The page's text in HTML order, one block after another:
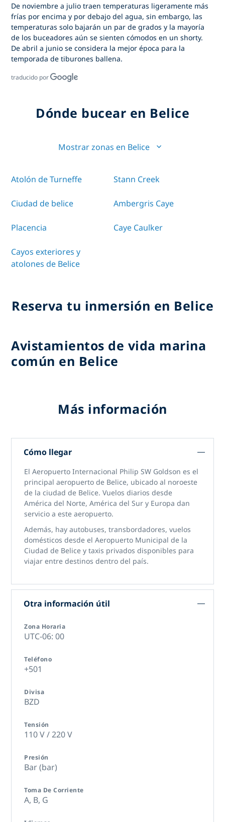
De noviembre a julio traen temperaturas ligeramente más
frías por encima y por debajo del agua, sin embargo, las
temperaturas solo bajarán un par de grados y la mayoría
de los buceadores aún se sienten cómodos en un shorty.
De abril a junio se considera la mejor época para la
temporada de tiburones ballena.
traducido por
Dónde bucear en Belice
Mostrar zonas en Belice
Atolón de Turneffe Stann Creek
Ciudad de belice Ambergris Caye
Placencia Caye Caulker
Cayos exteriores y
atolones de Belice
Reserva tu inmersión en Belice
Avistamientos de vida marina
común en Belice
Más información
Cómo llegar
El Aeropuerto Internacional Philip SW Goldson es el
principal aeropuerto de Belice, ubicado al noroeste
de la ciudad de Belice. Vuelos diarios desde
América del Norte, América del Sur y Europa dan
servicio a este aeropuerto.
Además, hay autobuses, transbordadores, vuelos
domésticos desde el Aeropuerto Municipal de la
Ciudad de Belice y taxis privados disponibles para
viajar entre destinos dentro del país.
Otra información útil
Zona Horaria
UTC-06: 00
Teléfono
+501
Divisa
BZD
Tensión
110 V / 220 V
Presión
Bar (bar)
Toma De Corriente
A, B, G